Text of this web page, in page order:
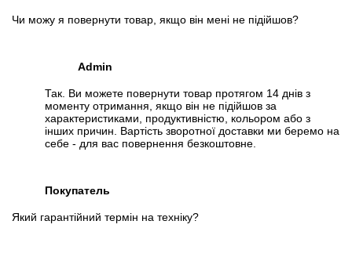
Чи можу я повернути товар, якщо він мені не підійшов?
Admin
Так. Ви можете повернути товар протягом 14 днів з
моменту отримання, якщо він не підійшов за
характеристиками, продуктивністю, кольором або з
інших причин. Вартість зворотної доставки ми беремо на
себе - для вас повернення безкоштовне.
Покупатель
Який гарантійний термін на техніку?